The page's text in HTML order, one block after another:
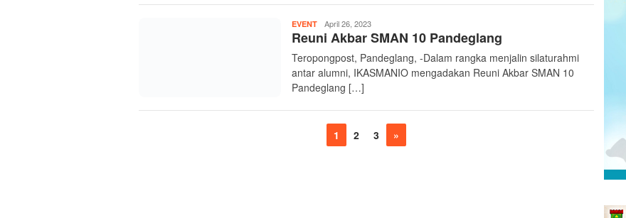
EVENT teropongpost
April 26, 2023
Reuni Akbar SMAN 10 Pandeglang
Teropongpost, Pandeglang, -Dalam rangka menjalin silaturahmi
antar alumni, IKASMANIO mengadakan Reuni Akbar SMAN 10
Pandeglang […]
1 2 3 »